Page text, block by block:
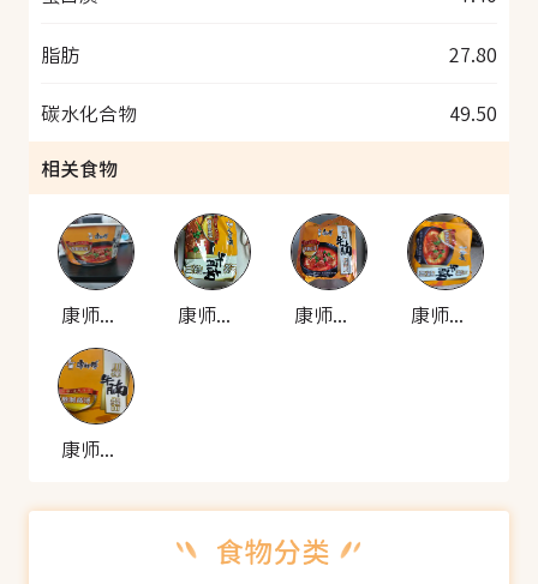
脂肪 27.80
碳水化合物
49.50
相关食物
康师傅 川辣牛腩煨面 康师傅 川辣牛腩煨面 康师傅 川辣牛腩煨面 康师傅 川辣牛腩煨面
康师傅 川辣牛腩煨面